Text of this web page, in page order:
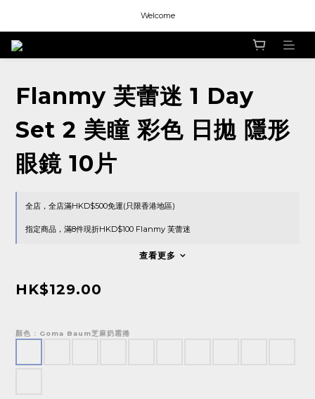
Welcome
Welcome
Flanmy 芙蕾迷 1 Day
Set 2 美瞳 彩色 日拋 隱形
眼鏡 10片
全店，全店滿HKD$500免運(只限香港地區)
指定商品，滿8件現折HKD$100 Flanmy 芙蕾迷
查看更多
HK$129.00
顏色 : Goma Baum芝麻奶霜捲